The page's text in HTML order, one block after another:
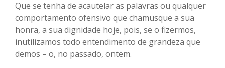
Que se tenha de acautelar as palavras ou qualquer
comportamento ofensivo que chamusque a sua
honra, a sua dignidade hoje, pois, se o fizermos,
inutilizamos todo entendimento de grandeza que
demos – o, no passado, ontem.